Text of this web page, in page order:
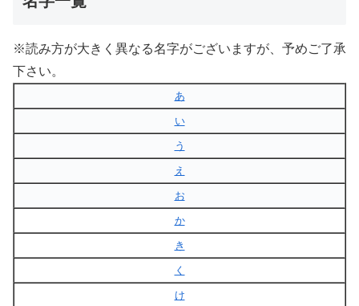
※読み方が大きく異なる名字がございますが、予めご了承
下さい。
あ
い
う
え
お
か
き
く
け